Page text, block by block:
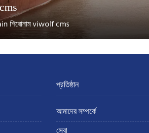
শিরোনাম viwolf cms
প্রতিষ্ঠান
আমাদের সম্পর্কে